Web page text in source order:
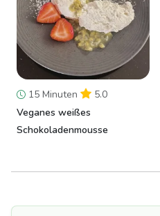
15 Minuten
5.0
Veganes weißes
Schokoladenmousse